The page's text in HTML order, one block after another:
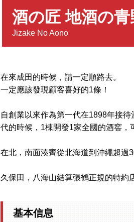
酒の匠 地酒の
Jizake No Aono
在來成田的時候，請一定順路去。
一定應該發現顧客喜好的1條！
自創業以來作為第一代在1898年接
代的時候，1棟開發1家全國的酒窖
在北，南面湊齊從北海道到沖繩超過
久保田，八海山結算張鶴正規的特約
基本信息